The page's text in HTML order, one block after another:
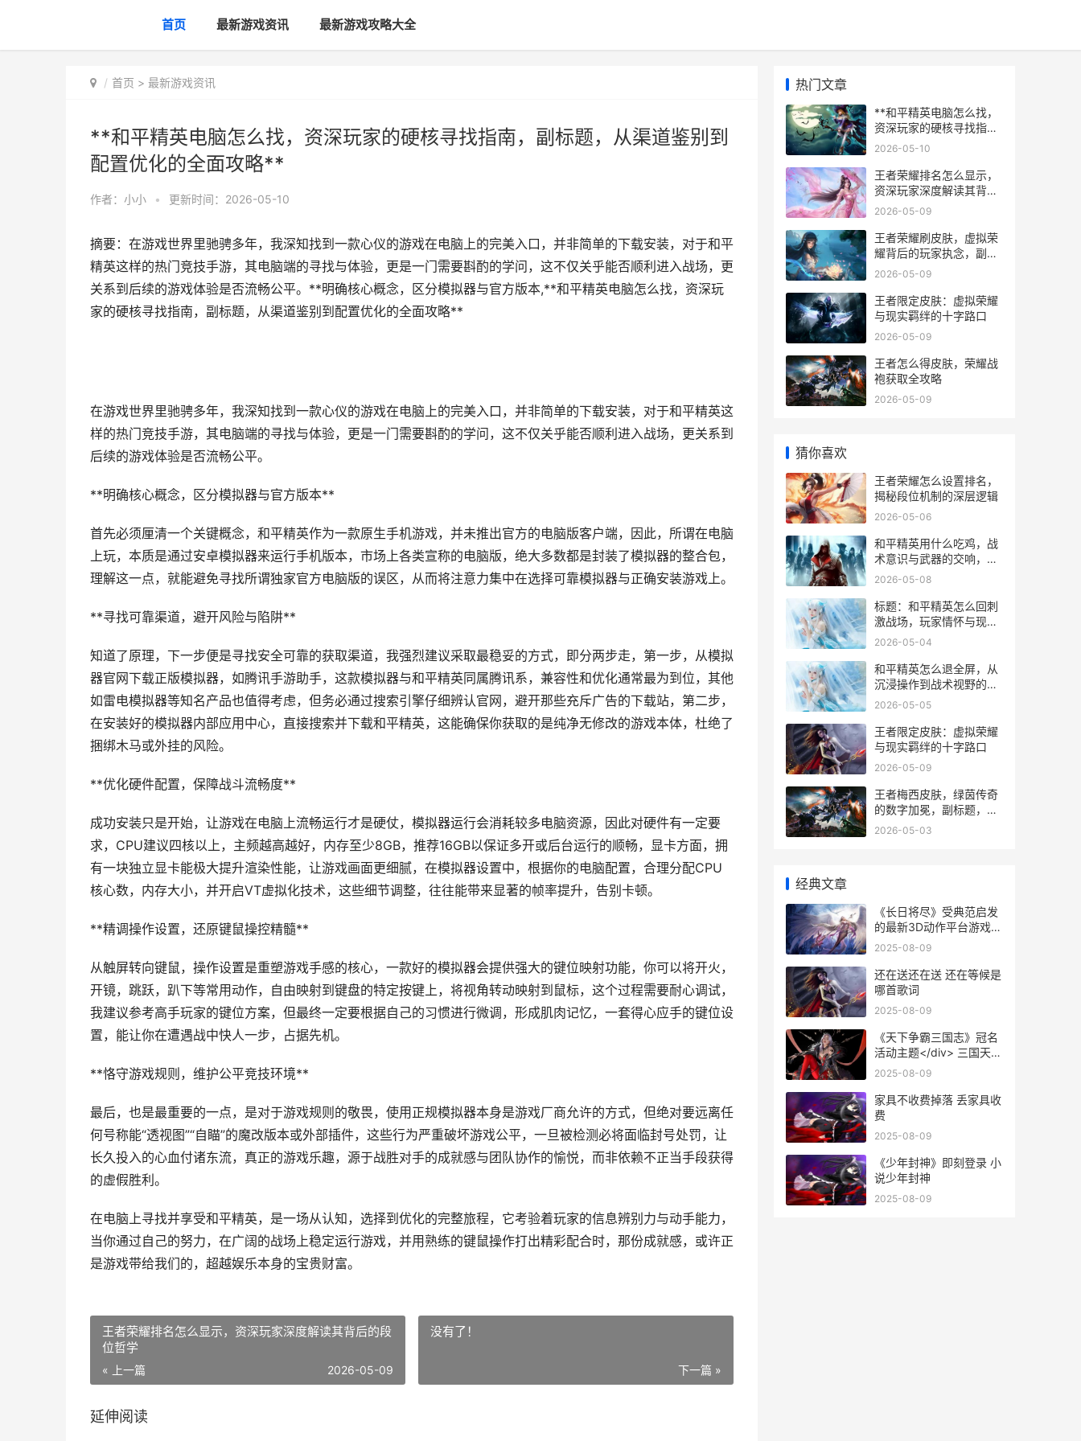
首页 最新游戏资讯 最新游戏攻略大全
首页 > 最新游戏资讯
**和平精英电脑怎么找，资深玩家的硬核寻找指南，副标题，从渠道鉴别到
配置优化的全面攻略**
作者： 小小 • 更新时间：2026-05-10
摘要：在游戏世界里驰骋多年，我深知找到一款心仪的游戏在电脑上的完美入口，并非简单的下载安装，对于和平
精英这样的热门竞技手游，其电脑端的寻找与体验，更是一门需要斟酌的学问，这不仅关乎能否顺利进入战场，更
关系到后续的游戏体验是否流畅公平。**明确核心概念，区分模拟器与官方版本,**和平精英电脑怎么找，资深玩
家的硬核寻找指南，副标题，从渠道鉴别到配置优化的全面攻略**
在游戏世界里驰骋多年，我深知找到一款心仪的游戏在电脑上的完美入口，并非简单的下载安装，对于和平精英这
样的热门竞技手游，其电脑端的寻找与体验，更是一门需要斟酌的学问，这不仅关乎能否顺利进入战场，更关系到
后续的游戏体验是否流畅公平。
**明确核心概念，区分模拟器与官方版本**
首先必须厘清一个关键概念，和平精英作为一款原生手机游戏，并未推出官方的电脑版客户端，因此，所谓在电脑
上玩，本质是通过安卓模拟器来运行手机版本，市场上各类宣称的电脑版，绝大多数都是封装了模拟器的整合包，
理解这一点，就能避免寻找所谓独家官方电脑版的误区，从而将注意力集中在选择可靠模拟器与正确安装游戏上。
**寻找可靠渠道，避开风险与陷阱**
知道了原理，下一步便是寻找安全可靠的获取渠道，我强烈建议采取最稳妥的方式，即分两步走，第一步，从模拟
器官网下载正版模拟器，如腾讯手游助手，这款模拟器与和平精英同属腾讯系，兼容性和优化通常最为到位，其他
如雷电模拟器等知名产品也值得考虑，但务必通过搜索引擎仔细辨认官网，避开那些充斥广告的下载站，第二步，
在安装好的模拟器内部应用中心，直接搜索并下载和平精英，这能确保你获取的是纯净无修改的游戏本体，杜绝了
捆绑木马或外挂的风险。
**优化硬件配置，保障战斗流畅度**
成功安装只是开始，让游戏在电脑上流畅运行才是硬仗，模拟器运行会消耗较多电脑资源，因此对硬件有一定要
求，CPU建议四核以上，主频越高越好，内存至少8GB，推荐16GB以保证多开或后台运行的顺畅，显卡方面，拥
有一块独立显卡能极大提升渲染性能，让游戏画面更细腻，在模拟器设置中，根据你的电脑配置，合理分配CPU
核心数，内存大小，并开启VT虚拟化技术，这些细节调整，往往能带来显著的帧率提升，告别卡顿。
**精调操作设置，还原键鼠操控精髓**
从触屏转向键鼠，操作设置是重塑游戏手感的核心，一款好的模拟器会提供强大的键位映射功能，你可以将开火，
开镜，跳跃，趴下等常用动作，自由映射到键盘的特定按键上，将视角转动映射到鼠标，这个过程需要耐心调试，
我建议参考高手玩家的键位方案，但最终一定要根据自己的习惯进行微调，形成肌肉记忆，一套得心应手的键位设
置，能让你在遭遇战中快人一步，占据先机。
**恪守游戏规则，维护公平竞技环境**
最后，也是最重要的一点，是对于游戏规则的敬畏，使用正规模拟器本身是游戏厂商允许的方式，但绝对要远离任
何号称能“透视图”“自瞄”的魔改版本或外部插件，这些行为严重破坏游戏公平，一旦被检测必将面临封号处罚，让
长久投入的心血付诸东流，真正的游戏乐趣，源于战胜对手的成就感与团队协作的愉悦，而非依赖不正当手段获得
的虚假胜利。
在电脑上寻找并享受和平精英，是一场从认知，选择到优化的完整旅程，它考验着玩家的信息辨别力与动手能力，
当你通过自己的努力，在广阔的战场上稳定运行游戏，并用熟练的键鼠操作打出精彩配合时，那份成就感，或许正
是游戏带给我们的，超越娱乐本身的宝贵财富。
王者荣耀排名怎么显示，资深玩家深度解读其背后的段
位哲学
« 上一篇 2026-05-09
没有了！
下一篇 »
延伸阅读
热门文章
**和平精英电脑怎么找，
资深玩家的硬核寻找指
南，副标题，从渠道鉴别
2026-05-10
王者荣耀排名怎么显示，
资深玩家深度解读其背后
的段位哲学
2026-05-09
王者荣耀刷皮肤，虚拟荣
耀背后的玩家执念，副标
题，指尖氪金与数据狂欢
2026-05-09
王者限定皮肤：虚拟荣耀
与现实羁绊的十字路口
2026-05-09
王者怎么得皮肤，荣耀战
袍获取全攻略
2026-05-09
猜你喜欢
王者荣耀怎么设置排名，
揭秘段位机制的深层逻辑
2026-05-06
和平精英用什么吃鸡，战
术意识与武器的交响，副
标题，探寻虚拟战场致胜
2026-05-08
标题：和平精英怎么回刺
激战场，玩家情怀与现实
的交织
2026-05-04
和平精英怎么退全屏，从
沉浸操作到战术视野的回
归
2026-05-05
王者限定皮肤：虚拟荣耀
与现实羁绊的十字路口
2026-05-09
王者梅西皮肤，绿茵传奇
的数字加冕，副标题，当
足球之王踏入王者峡谷
2026-05-03
经典文章
《长日将尽》受典范启发
的最新3D动作平台游戏
长日将尽简介
2025-08-09
还在送还在送 还在等候是
哪首歌词
2025-08-09
《天下争霸三国志》冠名
活动主题</div> 三国天下
争雄
2025-08-09
家具不收费掉落 丢家具收
费
2025-08-09
《少年封神》即刻登录 小
说少年封神
2025-08-09